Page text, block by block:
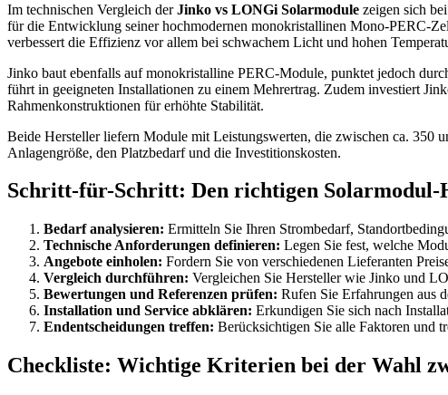
Im technischen Vergleich derJinko vs LONGi Solarmodule zeigen sich
für die Entwicklung seiner hochmodernen monokristallinen Mono-PERC-
verbessert die Effizienz vor allem bei schwachem Licht und hohen
Jinko baut ebenfalls auf monokristalline PERC-Module, punktet jedoch
führt in geeigneten Installationen zu einem Mehrertrag. Zudem investiert
Rahmenkonstruktionen für erhöhte Stabilität.
Beide Hersteller liefern Module mit Leistungswerten, die zwischen ca.
Anlagengröße, den Platzbedarf und die Investitionskosten.
Schritt-für-Schritt: Den richtigen Solarmodul-
Bedarf analysieren: Ermitteln Sie Ihren Strombedarf,
Technische Anforderungen definieren: Legen Sie fest, welche
Angebote einholen: Fordern Sie von verschiedenen Lieferanten
Vergleich durchführen: Vergleichen Sie Hersteller wie Jinko und
Bewertungen und Referenzen prüfen: Rufen Sie Erfahrungen aus
Installation und Service abklären: Erkundigen Sie sich nach
Endentscheidungen treffen: Berücksichtigen Sie alle Faktoren und
Checkliste: Wichtige Kriterien bei der Wahl